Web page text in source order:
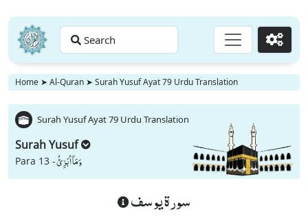
Search Go
Home ➤ Al-Quran ➤ Surah Yusuf Ayat 79 Urdu Translation
Surah Yusuf Ayat 79 Urdu Translation
Surah Yusuf
Para 13 -وَ مَاۤ اُبَرِّئُ
سورة يوسف